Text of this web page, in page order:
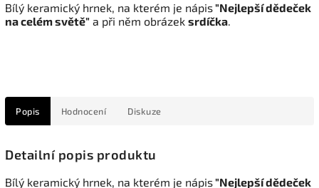
Bílý keramický hrnek, na kterém je nápis"Nejlepší dědeček
na celém světě" a při něm obrázek srdíčka.
Popis Hodnocení Diskuze
Detailní popis produktu
Bílý keramický hrnek, na kterém je nápis"Nejlepší dědeček